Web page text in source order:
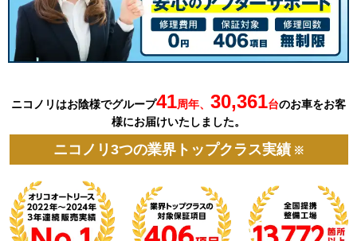
ニコノリはお陰様でグループ41周年、 30,361台のお車をお客
様にお届けいたしました。
ニコノリ3つの業界トップクラス実績 ※